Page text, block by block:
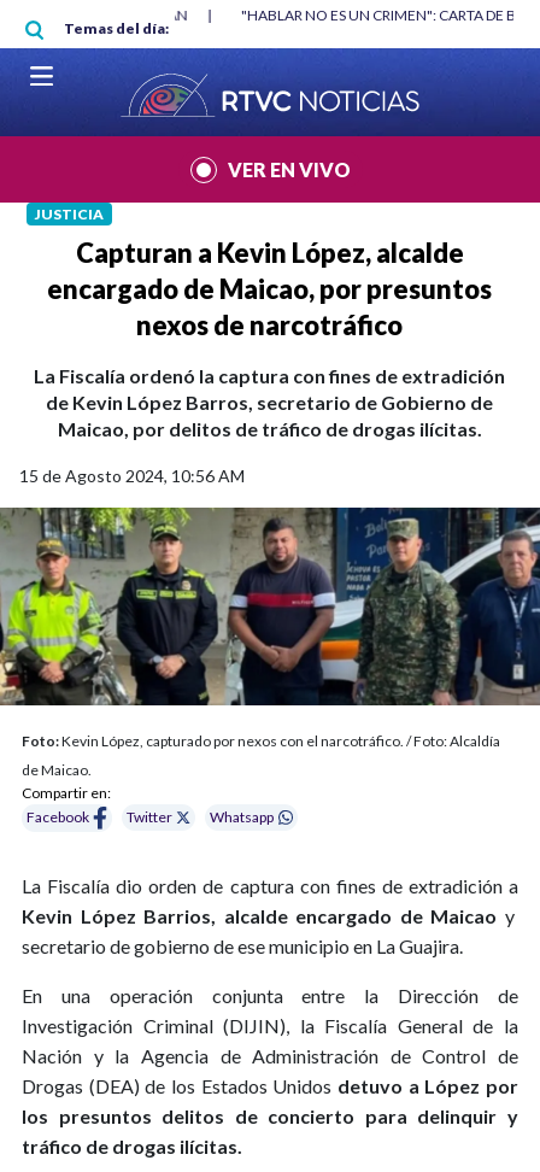
Pasar al contenido principal
Temas del día:
"HABLAR NO ES UN CRIMEN": CARTA DE BETO CORAL |
VER EN VIVO
JUSTICIA
Capturan a Kevin López, alcalde
encargado de Maicao, por presuntos
nexos de narcotráfico
La Fiscalía ordenó la captura con fines de extradición
de Kevin López Barros, secretario de Gobierno de
Maicao, por delitos de tráfico de drogas ilícitas.
15 de Agosto 2024, 10:56 AM
Foto:Kevin López, capturado por nexos con el narcotráfico. / Foto: Alcaldía
de Maicao.
Compartir en:
Facebook
Twitter Whatsapp
La Fiscalía dio orden de captura con fines de extradición a
Kevin López Barrios, alcalde encargado de Maicao y
secretario de gobierno de ese municipio en La Guajira.
En una operación conjunta entre la Dirección de
Investigación Criminal (DIJIN), la Fiscalía General de la
Nación y la Agencia de Administración de Control de
Drogas (DEA) de los Estados Unidos detuvo a López por
los presuntos delitos de concierto para delinquir y
tráfico de drogas ilícitas.